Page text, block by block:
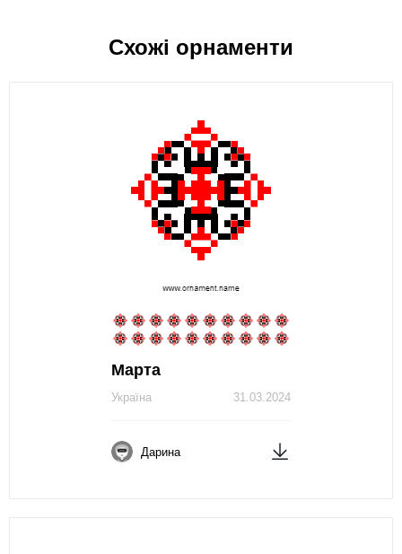
Схожі орнаменти
Марта
31.03.2024
Україна
Дарина